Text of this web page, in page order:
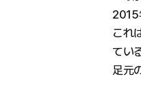
2015
これ
てい
足元